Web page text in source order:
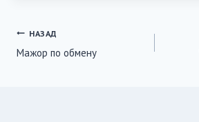
Навигация
по
НАЗАД
Мажор по обмену